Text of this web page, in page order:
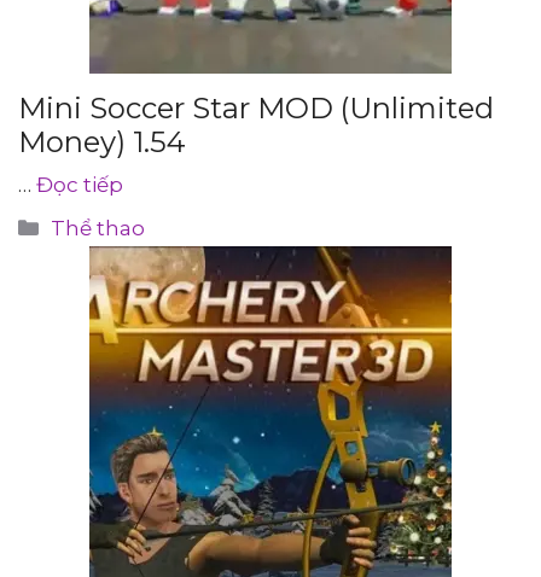
Mini Soccer Star MOD (Unlimited
Money) 1.54
… Đọc tiếp
Danh
mục
Thể thao